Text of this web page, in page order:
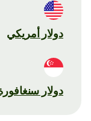
دولار أمريكي
دولار سنغافورة